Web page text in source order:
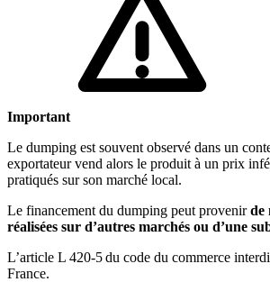
Important
Le dumping est souvent observé dans un
exportateur vend alors le produit à un prix
pratiqués sur son marché local.
Le financement du dumping peut provenirde
réalisées sur d’autres marchés ou d’une
L’article L 420-5 du code du commerce
France.